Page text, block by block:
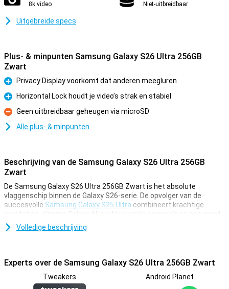
8k video Niet-uitbreidbaar
Uitgebreide specs
Plus- & minpunten Samsung Galaxy S26 Ultra 256GB
Zwart
Pluspunt
Privacy Display voorkomt dat anderen meegluren
Pluspunt
Horizontal Lock houdt je video’s strak en stabiel
Minpunt
Geen uitbreidbaar geheugen via microSD
Alle plus- & minpunten
Beschrijving van de Samsung Galaxy S26 Ultra 256GB
Zwart
De Samsung Galaxy S26 Ultra 256GB Zwart is het absolute
vlaggenschip binnen de Galaxy S26-serie. De opvolger van de
succesvolle Samsung Galaxy S25 Ultra combineert krachtige
prestaties, slimme Galaxy AI, professionele camera’s en een groot
AMOLED-scherm in één strak design. Je krijgt veel werkgeheugen,
een snelle Snapdragon 8 Elite Gen 5-processor en allerlei handige
dag.
Galaxy AI
Volledige beschrijving
Experts over de Samsung Galaxy S26 Ultra 256GB Zwart
Tweakers Android Planet